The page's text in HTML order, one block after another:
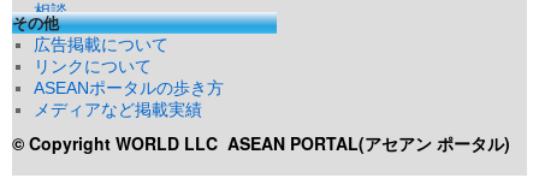
相談
その他
広告掲載について
リンクについて
ASEANポータルの歩き方
メディアなど掲載実績
© Copyright WORLD LLC ASEAN PORTAL(アセアン ポータル)